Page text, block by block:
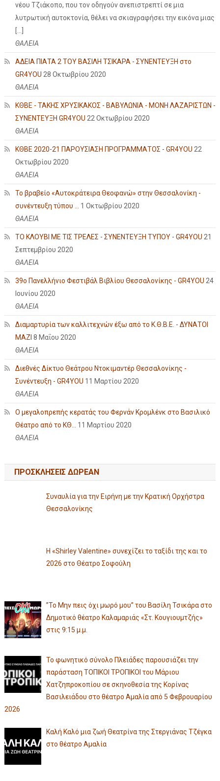
νέου Τζιάκοπο, που τον οδηγούν ανεπιστρεπτί σε μια
λυτρωτική αυτοκτονία, θέλει να σκιαγραφήσει την εικόνα μιας
ΘΑΛΕΙΑ
ΑΔΕΙΑ ΠΙΑΤΑ 2 ΤΟΥ ΒΑΣΙΛΗ ΤΣΙΚΑΡΑ - ΣΥΝΕΝΤΕΥΞΗ στο
GR4YOU 28 Οκτωβρίου 2020
ΘΑΛΕΙΑ
ΚΘΒΕ - ΤΑΚΗΣ ΧΡΥΣΙΚΑΚΟΣ - ΒΑΒΥΛΩΝΙΑ - ΜΟΝΗ ΛΑΖΑΡΙΣΤΩΝ -
ΣΥΝΕΝΤΕΥΞΗ GR4YOU 22 Οκτωβρίου 2020
ΘΑΛΕΙΑ
ΚΘΒΕ 2020-21 ΠΑΡΟΥΣΙΑΣΗ ΠΡΟΓΡΑΜΜΑΤΟΣ - GR4YOU 22
Οκτωβρίου 2020
ΘΑΛΕΙΑ
Το βραβείο «Αυτοκράτειρα Θεοφανώ» στην Θεσσαλονίκη -
συνέντευξη τύπου ...
1 Οκτωβρίου 2020
ΘΑΛΕΙΑ
ΤΟ ΚΛΟΥΒΙ ΜΕ ΤΙΣ ΤΡΕΛΕΣ - ΣΥΝΕΝΤΕΥΞΗ ΤΥΠΟΥ - GR4YOU 21
Σεπτεμβρίου 2020
ΘΑΛΕΙΑ
39ο Πανελλήνιο Φεστιβάλ Βιβλίου Θεσσαλονίκης - GR4YOU 24
Ιουνίου 2020
ΘΑΛΕΙΑ
Διαμαρτυρία των καλλιτεχνών έξω από το Κ.Θ.Β.Ε. - ΔΥΝΑΤΟΙ
ΜΑΖΙ 8 Μαΐου 2020
ΘΑΛΕΙΑ
Διεθνές Δίκτυο Θεάτρου Ντοκιμαντέρ Θεσσαλονίκης -
Συνέντευξη - GR4YOU 11 Μαρτίου 2020
ΘΑΛΕΙΑ
Ο μεγαλοπρεπής κερατάς του Φερνάν Κρομλένκ στο Βασιλικό
Θέατρο από το ΚΘ...
11 Μαρτίου 2020
ΘΑΛΕΙΑ
ΠΡΟΣΚΛΗΣΕΙΣ ΔΩΡΕΑΝ
Συναυλία για την Ειρήνη με την Κρατική Ορχήστρα
Θεσσαλονίκης
Η «Shirley Valentine» συνεχίζει το ταξίδι της και το
2026 στο Θέατρο Σοφούλη
”Το Μην πεις όχι μωρό μου” του Βασίλη Τσικάρα στο
Δημοτικό θέατρο Καλαμαριάς «Στ. Κουγιουμτζής»
στις 9:15 μ.μ.
Το φωνητικό σύνολο Πλειάδες παρουσιάζει την
παράσταση ΤΟΠΙΚΟΙ ΤΡΟΠΙΚΟΙ του Μάριου
Χατζηπροκοπίου σε σκηνοθεσία της Κορίνας
Βασιλειάδου στο θέατρο Αμαλία από 5 Φεβρουαρίου
2026
Καλή Καλό μια ζωή Θεατρίνα της Στεργιάνας Τζέγκα
στο θέατρο Αμαλία